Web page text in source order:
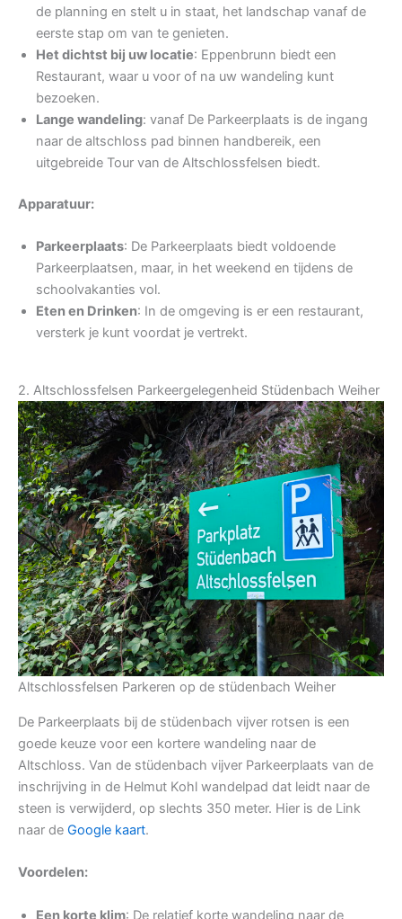
de planning en stelt u in staat, het landschap vanaf de
eerste stap om van te genieten.
Het dichtst bij uw locatie: Eppenbrunn biedt een
Restaurant, waar u voor of na uw wandeling kunt
bezoeken.
Lange wandeling: vanaf De Parkeerplaats is de ingang
naar de altschloss pad binnen handbereik, een
uitgebreide Tour van de Altschlossfelsen biedt.
Apparatuur:
Parkeerplaats: De Parkeerplaats biedt voldoende
Parkeerplaatsen, maar, in het weekend en tijdens de
schoolvakanties vol.
Eten en Drinken: In de omgeving is er een restaurant,
versterk je kunt voordat je vertrekt.
2. Altschlossfelsen Parkeergelegenheid Stüdenbach Weiher
Altschlossfelsen Parkeren op de stüdenbach Weiher
De Parkeerplaats bij de stüdenbach vijver rotsen is een
goede keuze voor een kortere wandeling naar de
Altschloss. Van de stüdenbach vijver Parkeerplaats van de
inschrijving in de Helmut Kohl wandelpad dat leidt naar de
steen is verwijderd, op slechts 350 meter. Hier is de Link
naar de Google kaart.
Voordelen:
Een korte klim: De relatief korte wandeling naar de